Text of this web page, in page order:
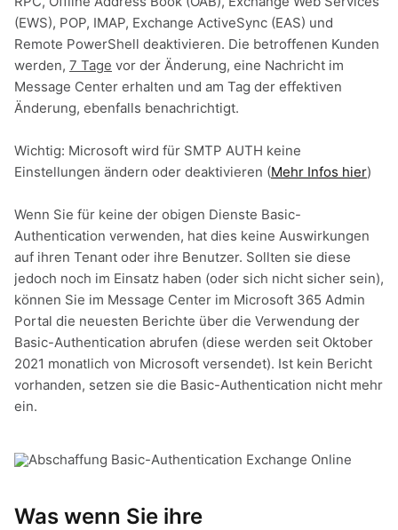
(EWS), POP, IMAP, Exchange ActiveSync (EAS) und
Remote PowerShell deaktivieren. Die betroffenen Kunden
werden, 7 Tage vor der Änderung, eine Nachricht im
Message Center erhalten und am Tag der effektiven
Änderung, ebenfalls benachrichtigt.
Wichtig: Microsoft wird für SMTP AUTH keine
Einstellungen ändern oder deaktivieren (Mehr Infos hier)
Wenn Sie für keine der obigen Dienste Basic-
Authentication verwenden, hat dies keine Auswirkungen
auf ihren Tenant oder ihre Benutzer. Sollten sie diese
jedoch noch im Einsatz haben (oder sich nicht sicher sein),
können Sie im Message Center im Microsoft 365 Admin
Portal die neuesten Berichte über die Verwendung der
Basic-Authentication abrufen (diese werden seit Oktober
2021 monatlich von Microsoft versendet). Ist kein Bericht
vorhanden, setzen sie die Basic-Authentication nicht mehr
ein.
Was wenn Sie ihre